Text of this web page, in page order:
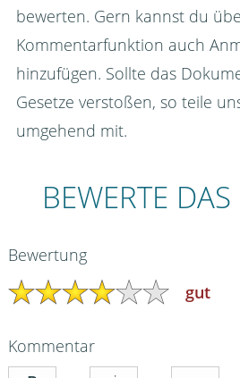
bewerten. Gern kannst du
Kommentarfunktion auch
hinzufügen. Sollte das
Gesetze verstoßen, so teile
umgehend mit.
BEWERTE
Bewertung
gut
Kommentar